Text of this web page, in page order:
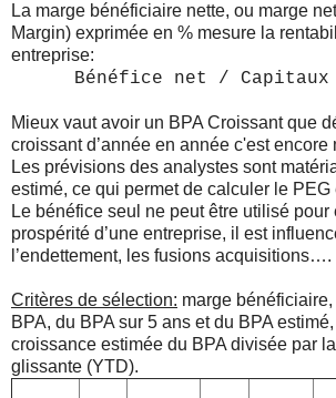
La marge bénéficiaire nette, ou marge
Margin) exprimée en % mesure la
entreprise:
Bénéfice net / Capitaux
Mieux vaut avoir un BPA Croissant que
croissant d’année en année c'est encore
Les prévisions des analystes sont
estimé, ce qui permet de calculer le PEG
Le bénéfice seul ne peut être utilisé pour
prospérité d’une entreprise, il est
l’endettement, les fusions acquisitions….
Critères de sélection: marge
BPA, du BPA sur 5 ans et du BPA
croissance estimée du BPA divisée par
glissante (YTD).